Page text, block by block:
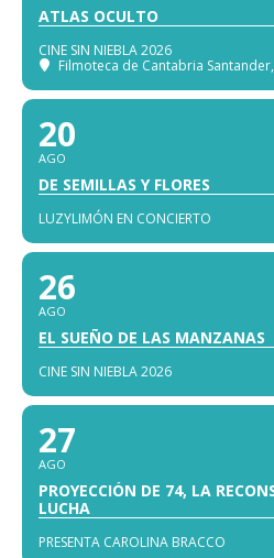
ATLAS OCULTO
CINE SIN NIEBLA 2026
Filmoteca de Cantabria Santander
20
AGO
DE SEMILLAS Y FLORES
LUZYLIMÓN EN CONCIERTO
26
AGO
EL SUEÑO DE LAS MANZANAS
CINE SIN NIEBLA 2026
27
AGO
PROYECCIÓN DE 74, LA
LUCHA
PRESENTA CAROLINA BRACCO